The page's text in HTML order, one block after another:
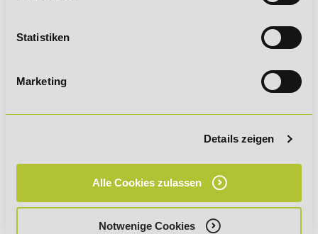
Statistiken
Marketing
Details zeigen
Alle Cookies zulassen
Notwenige Cookies
von Produkten und Dienstleistungen
MLBF@ms.sachsen-​anhalt.de
Die automatische Überprüfung der Webinhalte erfolgte am:
24.06.2026. Für die Webinhalte beim Aufruf durch Eye-Able
wurde der Browser Google Chrome in der Version
Anwendungsversion unter den spezifizierten Browser- und